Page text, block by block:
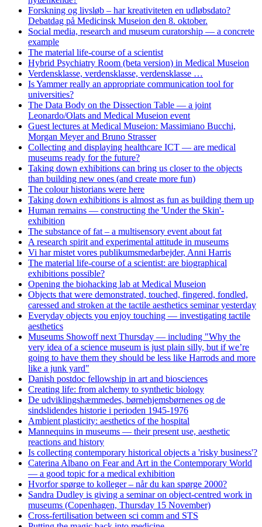
Forskning og livsløb – har kreativiteten en udløbsdato?
Debatdag på Medicinsk Museion den 8. oktober.
Social media, research and museum curatorship — a concrete
example
The material life-course of a scientist
Hybrid Psychiatry Room (beta version) in Medical Museion
Verdensklasse, verdensklasse, verdensklasse …
Is Yammer really an appropriate communication tool for
universities?
The Data Body on the Dissection Table — a joint
Leonardo/Olats and Medical Museion event
Guest lectures at Medical Museion: Massimiano Bucchi,
Morgan Meyer and Bruno Strasser
Collecting and displaying healthcare ICT — are medical
museums ready for the future?
Taking down exhibitions can bring us closer to the objects
than building new ones (and create more fun)
The colour historians were here
Taking down exhibitions is almost as fun as building them up
Human remains — constructing the 'Under the Skin'-
exhibition
The substance of fat – a multisensory event about fat
A research spirit and experimental attitude in museums
Vi har mistet vores publikumsmedarbejder, Anni Harris
The material life-course of a scientist: are biographical
exhibitions possible?
Opening the biohacking lab at Medical Museion
Objects that were demonstrated, touched, fingered, fondled,
caressed and stroken at the tactile aesthetics seminar yesterday
Everyday objects you enjoy touching — investigating tactile
aesthetics
Museums Showoff next Thursday — including "Why the
very idea of a science museum is just plain silly, but if we’re
going to have them they should be less like Harrods and more
like a junk yard"
Danish postdoc fellowship in art and biosciences
Creating life: from alchemy to synthetic biology
De udviklingshæmmedes, børnehjemsbørnenes og de
sindslidendes historie i perioden 1945-1976
Ambient plasticity: aesthetics of the hospital
Mannequins in museums — their present use, aesthetic
reactions and history
Is collecting contemporary historical objects a 'risky business'?
Caterina Albano on Fear and Art in the Contemporary World
— a good topic for a medical exhibition
Hvorfor spørge to kolleger – når du kan spørge 2000?
Sandra Dudley is giving a seminar on object-centred work in
museums (Copenhagen, Thursday 15 November)
Cross-fertilisation between sci comm and STS